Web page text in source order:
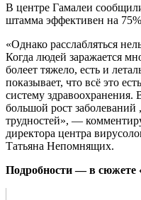
В центре Гамалеи
штамма эффективен на
«Однако расслабляться
Когда людей заражается
болеет тяжело, есть и
показывает, что всё это
систему здравоохранения.
большой рост
трудностей», —
директора центра
Татьяна Непомнящих.
Подробности — в сюжете